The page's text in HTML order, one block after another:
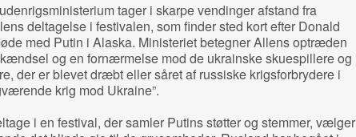
tager i skarpe vendinger afstand fra
deltagelse i festivalen, som finder sted kort efter Donald
med Putin i Alaska. Ministeriet betegner Allens optræden
og en fornærmelse mod de ukrainske skuespillere og
der er blevet dræbt eller såret af russiske krigsforbrydere i
krig mod Ukraine”.
i en festival, der samler Putins støtter og stemmer, vælger